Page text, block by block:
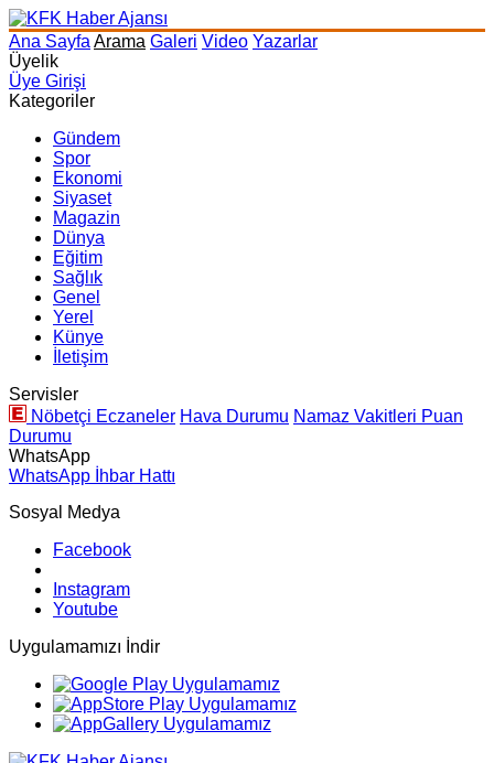
Ana Sayfa Arama Galeri Video Yazarlar
Üyelik
Üye Girişi
Kategoriler
Gündem
Spor
Ekonomi
Siyaset
Magazin
Dünya
Eğitim
Sağlık
Genel
Yerel
Künye
İletişim
Servisler
Nöbetçi Eczaneler Hava Durumu Namaz Vakitleri Puan
Durumu
WhatsApp
WhatsApp İhbar Hattı
Sosyal Medya
Facebook
Instagram
Youtube
Uygulamamızı İndir